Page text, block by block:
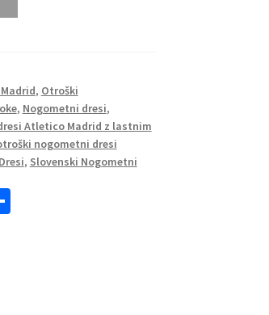
, Otroški
, Nogometni dresi,
Atletico Madrid z lastnim
nogometni dresi
, Slovenski Nogometni
S